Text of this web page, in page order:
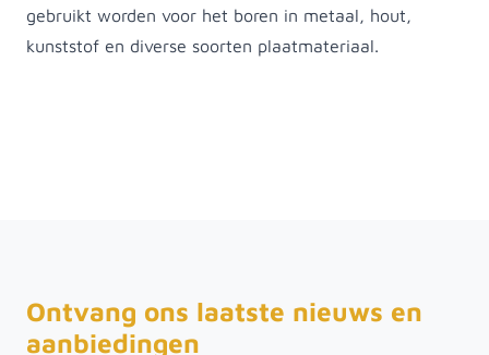
gebruikt worden voor het boren in metaal, hout,
kunststof en diverse soorten plaatmateriaal.
Ontvang ons laatste nieuws en
aanbiedingen